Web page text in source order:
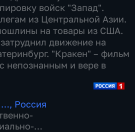
войск "Запад".
из Центральной Азии.
на товары из США.
движение на
"Кракен" – фильм
непознанным и вере в
…, Россия